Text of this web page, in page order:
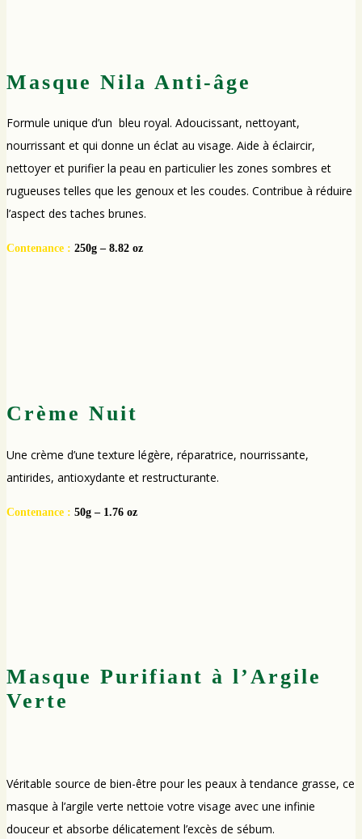
Masque Nila Anti-âge
Formule unique d’un bleu royal. Adoucissant, nettoyant,
nourrissant et qui donne un éclat au visage. Aide à éclaircir,
nettoyer et purifier la peau en particulier les zones sombres et
rugueuses telles que les genoux et les coudes. Contribue à réduire
l’aspect des taches brunes.
Contenance : 250g – 8.82 oz
Crème Nuit
Une crème d’une texture légère, réparatrice, nourrissante,
antirides, antioxydante et restructurante.
Contenance : 50g – 1.76 oz
Masque Purifiant à l’Argile
Verte
Véritable source de bien-être pour les peaux à tendance grasse, ce
masque à l’argile verte nettoie votre visage avec une infinie
douceur et absorbe délicatement l’excès de sébum.